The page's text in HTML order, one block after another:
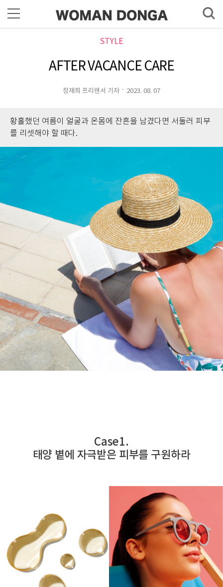
STYLE
AFTER VACANCE CARE
정재희 프리랜서 기자 2023. 08. 07
황홀했던 여름이 얼굴과 온몸에 잔흔을 남겼다면 서둘러 피부
를 리셋해야 할 때다.
Case1.
태양 볕에 자극받은 피부를 구원하라